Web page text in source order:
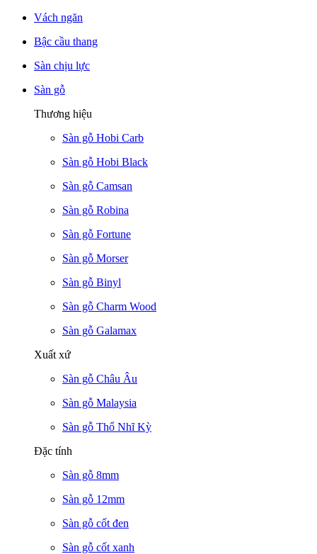
Vách ngăn
Bậc cầu thang
Sàn chịu lực
Sàn gỗ
Thương hiệu
Sàn gỗ Hobi Carb
Sàn gỗ Hobi Black
Sàn gỗ Camsan
Sàn gỗ Robina
Sàn gỗ Fortune
Sàn gỗ Morser
Sàn gỗ Binyl
Sàn gỗ Charm Wood
Sàn gỗ Galamax
Xuất xứ
Sàn gỗ Châu Âu
Sàn gỗ Malaysia
Sàn gỗ Thổ Nhĩ Kỳ
Đặc tính
Sàn gỗ 8mm
Sàn gỗ 12mm
Sàn gỗ cốt đen
Sàn gỗ cốt xanh